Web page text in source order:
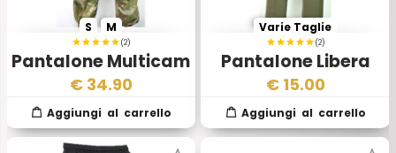
(2)
Pantalone Multicam
Mod 2015
S M
€ 34.90
(2)
Pantalone Libera
Uscita
Varie Taglie
€ 15.00